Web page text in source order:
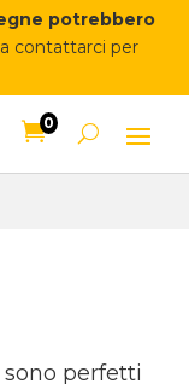
potrebbero
contattarci per
0
perfetti